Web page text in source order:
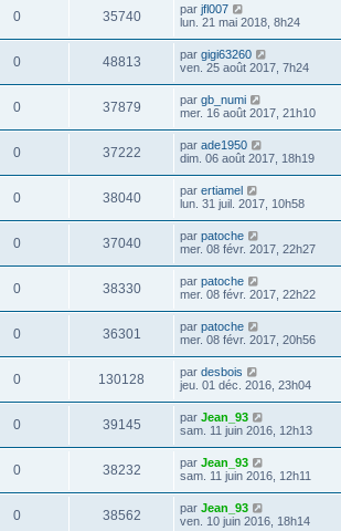
0 35740 par jfl007
lun. 21 mai 2018, 8h24
0 48813 par gigi63260
ven. 25 août 2017, 7h24
0 37879 par gb_numi
mer. 16 août 2017, 21h10
0 37222 par ade1950
dim. 06 août 2017, 18h19
0 38040 par ertiamel
lun. 31 juil. 2017, 10h58
0 37040 par patoche
mer. 08 févr. 2017, 22h27
0 38330 par patoche
mer. 08 févr. 2017, 22h22
0 36301 par patoche
mer. 08 févr. 2017, 20h56
0 130128 par desbois
jeu. 01 déc. 2016, 23h04
0 39145 par Jean_93
sam. 11 juin 2016, 12h13
0 38232 par Jean_93
sam. 11 juin 2016, 12h11
0 38562 par Jean_93
ven. 10 juin 2016, 18h14